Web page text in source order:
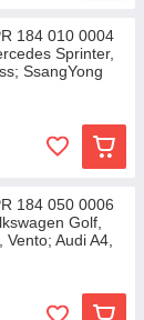
184 010 0004
Sprinter,
SsangYong
184 050 0006
Golf,
Audi A4,